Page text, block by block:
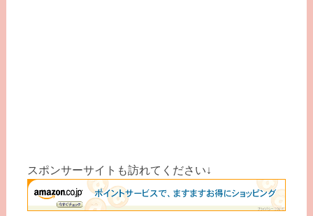
スポンサーサイトも訪れてください↓